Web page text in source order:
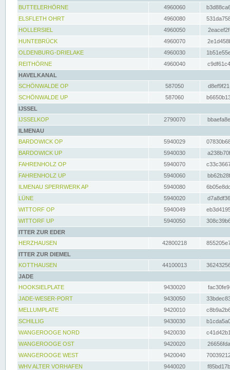
BUTTELERHÖRNE
4960060
ELSFLETH OHRT
4960080
HOLLERSIEL
4960050
HUNTEBRÜCK
4960070
OLDENBURG-DRIELAKE
4960030
REITHÖRNE
4960040
HAVELKANAL
SCHÖNWALDE OP
587050
SCHÖNWALDE UP
587060
IJSSEL
IJSSELKOP
2790070
ILMENAU
BARDOWICK OP
5940029
BARDOWICK UP
5940030
FAHRENHOLZ OP
5940070
FAHRENHOLZ UP
5940060
ILMENAU SPERRWERK AP
5940080
LÜNE
5940020
WITTORF OP
5940049
WITTORF UP
5940050
ITTER ZUR EDER
HERZHAUSEN
42800218
ITTER ZUR DIEMEL
KOTTHAUSEN
44100013
JADE
HOOKSIELPLATE
9430020
JADE-WESER-PORT
9430050
MELLUMPLATE
9420010
SCHILLIG
9430030
WANGEROOGE NORD
9420030
WANGEROOGE OST
9420020
WANGEROOGE WEST
9420040
WHV ALTER VORHAFEN
9440020